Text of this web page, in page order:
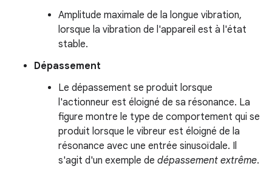
Amplitude maximale de la longue vibration,
lorsque la vibration de l'appareil est à l'état
stable.
Dépassement
Le dépassement se produit lorsque
l'actionneur est éloigné de sa résonance. La
figure montre le type de comportement qui se
produit lorsque le vibreur est éloigné de la
résonance avec une entrée sinusoïdale. Il
s'agit d'un exemple de dépassement extrême.